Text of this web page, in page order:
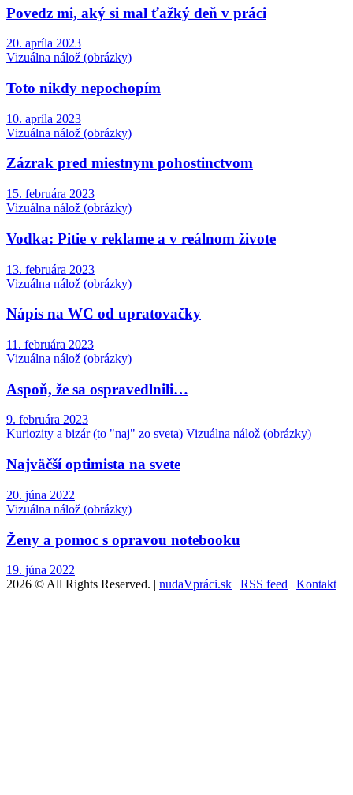
Povedz mi, aký si mal ťažký deň v práci
20. apríla 2023
Vizuálna nálož (obrázky)
Toto nikdy nepochopím
10. apríla 2023
Vizuálna nálož (obrázky)
Zázrak pred miestnym pohostinctvom
15. februára 2023
Vizuálna nálož (obrázky)
Vodka: Pitie v reklame a v reálnom živote
13. februára 2023
Vizuálna nálož (obrázky)
Nápis na WC od upratovačky
11. februára 2023
Vizuálna nálož (obrázky)
Aspoň, že sa ospravedlnili…
9. februára 2023
Kuriozity a bizár (to "naj" zo sveta) Vizuálna nálož (obrázky)
Najväčší optimista na svete
20. júna 2022
Vizuálna nálož (obrázky)
Ženy a pomoc s opravou notebooku
19. júna 2022
2026 © All Rights Reserved. | nudaVpráci.sk | RSS feed | Kontakt